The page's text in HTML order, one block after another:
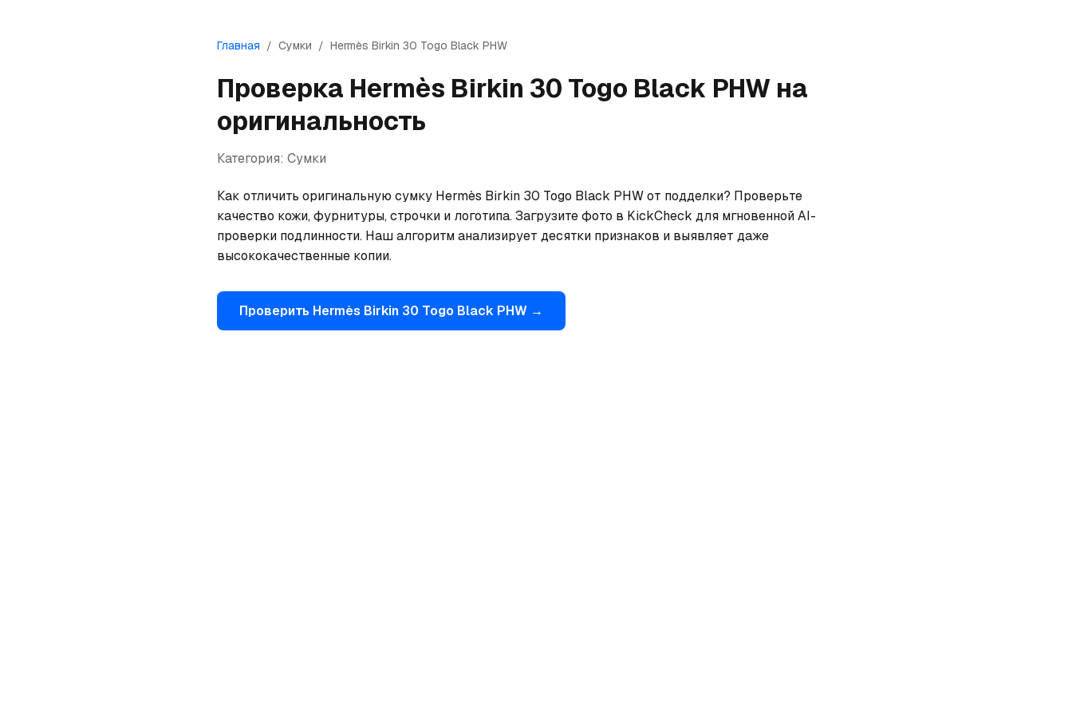
Главная / Сумки / Hermès Birkin 30 Togo Black PHW
Проверка Hermès Birkin 30 Togo Black PHW на
оригинальность
Категория: Сумки
Как отличить оригинальную сумку Hermès Birkin 30 Togo Black PHW от подделки? Проверьте
качество кожи, фурнитуры, строчки и логотипа. Загрузите фото в KickCheck для мгновенной AI-
проверки подлинности. Наш алгоритм анализирует десятки признаков и выявляет даже
высококачественные копии.
Проверить Hermès Birkin 30 Togo Black PHW →